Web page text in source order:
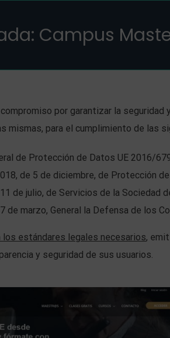
Campus
por garantizar la
mismas, para el cumplimiento de las
de Protección de Datos UE 2016/
de 5 de diciembre, de Protección
de julio, de Servicios de la Sociedad
de marzo, General la Defensa de los
los estándares legales necesarios,
y seguridad de sus usuarios.